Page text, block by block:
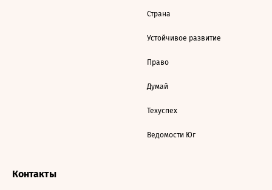
Страна
Устойчивое развитие
Право
Думай
Техуспех
Ведомости Юг
Контакты